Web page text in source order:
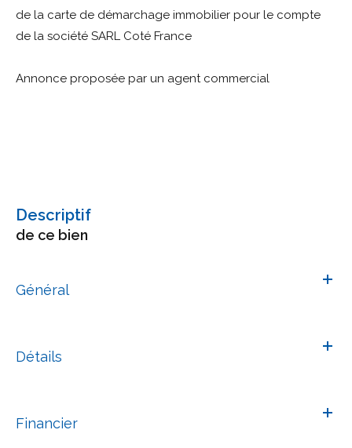
de la carte de démarchage immobilier pour le compte
de la société SARL Coté France
Annonce proposée par un agent commercial
descriptif
de ce bien
Général
Détails
Financier